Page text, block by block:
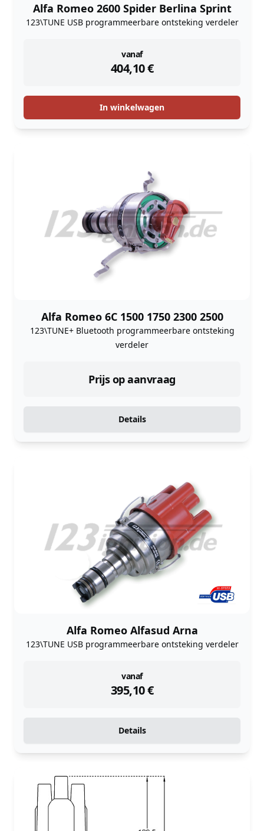
Alfa Romeo 2600 Spider Berlina Sprint
123\TUNE USB programmeerbare ontsteking verdeler
vanaf
404,10€
instock
In winkelwagen
Alfa Romeo 6C 1500 1750 2300 2500
123\TUNE+ Bluetooth programmeerbare ontsteking
verdeler
Prijs op aanvraag
Details
Alfa Romeo Alfasud Arna
123\TUNE USB programmeerbare ontsteking verdeler
vanaf
395,10€
instock
Details